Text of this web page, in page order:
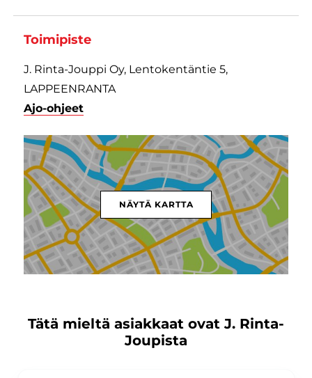
Toimipiste
J. Rinta-Jouppi Oy, Lentokentäntie 5,
LAPPEENRANTA
Ajo-ohjeet
NÄYTÄ KARTTA
Tätä mieltä asiakkaat ovat J. Rinta-
Joupista